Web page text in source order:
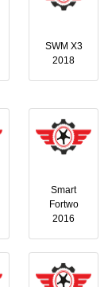
SWM X3
2018
Smart
Fortwo
2016